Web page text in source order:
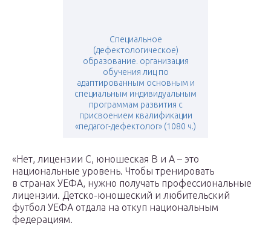
Специальное
(дефектологическое)
образование. организация
обучения лиц по
адаптированным основным и
специальным индивидуальным
программам развития с
присвоением квалификации
«педагог-дефектолог» (1080 ч.)
«Нет, лицензии С, юношеская В и А – это
национальные уровень. Чтобы тренировать
в странах УЕФА, нужно получать профессиональные
лицензии. Детско-юношеский и любительский
футбол УЕФА отдала на откуп национальным
федерациям.